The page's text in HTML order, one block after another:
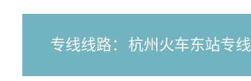
专线线路： 杭州火车东站专线